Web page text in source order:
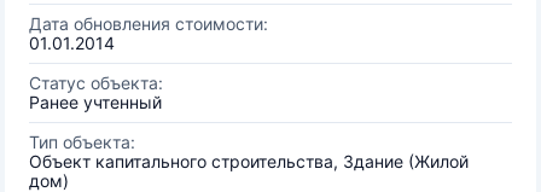
Дата обновления стоимости:
01.01.2014
Статус объекта:
Ранее учтенный
Тип объекта:
Объект капитального строительства, Здание (Жилой
дом)